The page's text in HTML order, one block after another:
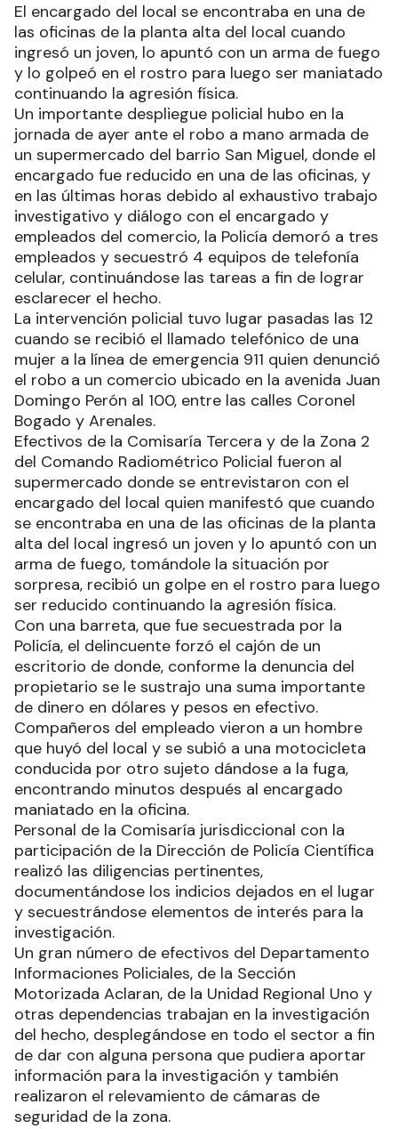
El encargado del local se encontraba en una de
las oficinas de la planta alta del local cuando
ingresó un joven, lo apuntó con un arma de fuego
y lo golpeó en el rostro para luego ser maniatado
continuando la agresión física.
Un importante despliegue policial hubo en la
jornada de ayer ante el robo a mano armada de
un supermercado del barrio San Miguel, donde el
encargado fue reducido en una de las oficinas, y
en las últimas horas debido al exhaustivo trabajo
investigativo y diálogo con el encargado y
empleados del comercio, la Policía demoró a tres
empleados y secuestró 4 equipos de telefonía
celular, continuándose las tareas a fin de lograr
esclarecer el hecho.
La intervención policial tuvo lugar pasadas las 12
cuando se recibió el llamado telefónico de una
mujer a la línea de emergencia 911 quien denunció
el robo a un comercio ubicado en la avenida Juan
Domingo Perón al 100, entre las calles Coronel
Bogado y Arenales.
Efectivos de la Comisaría Tercera y de la Zona 2
del Comando Radiométrico Policial fueron al
supermercado donde se entrevistaron con el
encargado del local quien manifestó que cuando
se encontraba en una de las oficinas de la planta
alta del local ingresó un joven y lo apuntó con un
arma de fuego, tomándole la situación por
sorpresa, recibió un golpe en el rostro para luego
ser reducido continuando la agresión física.
Con una barreta, que fue secuestrada por la
Policía, el delincuente forzó el cajón de un
escritorio de donde, conforme la denuncia del
propietario se le sustrajo una suma importante
de dinero en dólares y pesos en efectivo.
Compañeros del empleado vieron a un hombre
que huyó del local y se subió a una motocicleta
conducida por otro sujeto dándose a la fuga,
encontrando minutos después al encargado
maniatado en la oficina.
Personal de la Comisaría jurisdiccional con la
participación de la Dirección de Policía Científica
realizó las diligencias pertinentes,
documentándose los indicios dejados en el lugar
y secuestrándose elementos de interés para la
investigación.
Un gran número de efectivos del Departamento
Informaciones Policiales, de la Sección
Motorizada Aclaran, de la Unidad Regional Uno y
otras dependencias trabajan en la investigación
del hecho, desplegándose en todo el sector a fin
de dar con alguna persona que pudiera aportar
información para la investigación y también
realizaron el relevamiento de cámaras de
seguridad de la zona.